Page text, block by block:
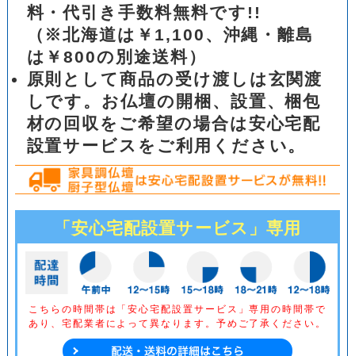
料・代引き手数料無料です!!
（※北海道は￥1,100、沖縄・離島
は￥800の別途送料）
原則として商品の受け渡しは玄関渡
しです。お仏壇の開梱、設置、梱包
材の回収をご希望の場合は安心宅配
設置サービスをご利用ください。
「安心宅配設置サービス」専用
こちらの時間帯は「安心宅配設置サービス」専用の時間帯で
あり、 宅配業者によって異なります。予めご了承ください。